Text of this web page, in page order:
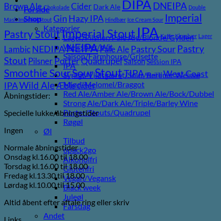
Forside
Shop
Kategorier
Lager/Pilsner/Pale Ale/Blonde/Gylden
Weissbier/Wit
Saison/Farmhouse/Grisette
IPA
Syrligt/Vildtgæret/Sour/Berliner Weisse
Mjød/Melomel/Braggot
Red Ale/Amber Ale/Brown Ale/Bock/Dubbel
Strong Ale/Dark Ale/Triple/Barley Wine
Porter/Stouts/Quadrupel
Røgøl
Øl
Tilbud
6pack2go
Alkoholfri
Glutenfri
Vegan/Vegansk
Black week
Juleøl
Farsdag
Andet
Brown Ale Chokolade Cider Dark Ale DIPA DNEIPA Double
Mash Imperial Stout Gin Hazy IPA Hindbær Ice Cream Sour Imperial
Pastry StoutImperial StoutIPA Kaffe Kirsebær Lager
Lambic NEDIPANEIPAPale Ale Pastry Sour Pastry
Stout Pilsner PorterQuadrupelSaisonSession IPA
Smoothie SourSourStoutTIPA Vanilje West Coast
IPAWild Ale Æble cider
Åbningstider:
Specielle lukke/åbningstider
Ingen
Normale åbningstider
Onsdag kl.16.00 til 18.00
Torsdag kl.16.00 til 18.00
Fredag kl.13.30 til 18.00
Lørdag kl.10.00 til 15.00
Altid åbent efter aftale ring eller skriv